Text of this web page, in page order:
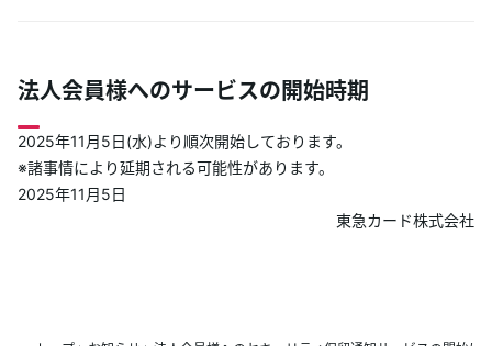
法人会員様へのサービスの開始時期
2025年11月5日(水)より順次開始しております。
※諸事情により延期される可能性があります。
2025年11月5日
東急カード株式会社